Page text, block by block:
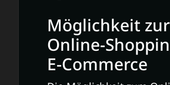
Möglichkeit zur
Online-
E-Commerce